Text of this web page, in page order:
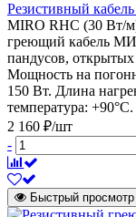
Резистивный
MIRO RHC (30 Вт/
греющий кабель
пандусов,
Мощность на
150 Вт. Длина
температура:
2 160 ₽/шт
-
Быстрый просмотр